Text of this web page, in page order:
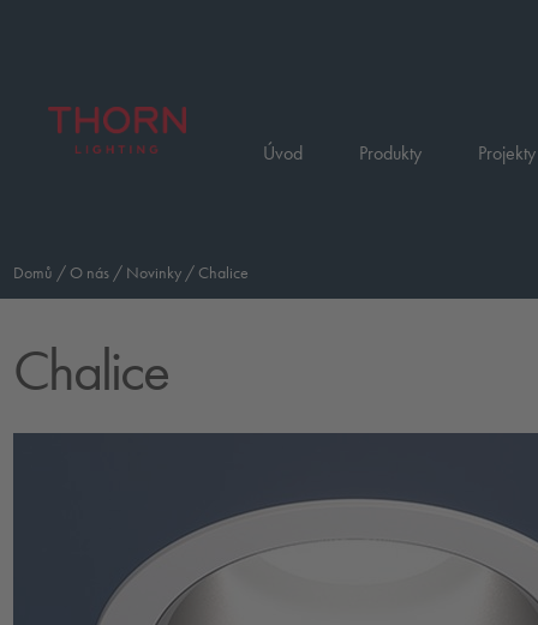
Úvod Produkty
Domů / O nás / Novinky / Chalice
Chalice